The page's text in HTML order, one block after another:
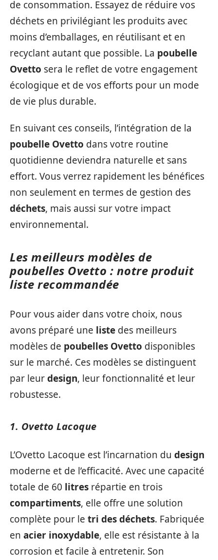
de consommation. Essayez de réduire vos
déchets en privilégiant les produits avec
moins d’emballages, en réutilisant et en
recyclant autant que possible. La poubelle
Ovetto sera le reflet de votre engagement
écologique et de vos efforts pour un mode
de vie plus durable.
En suivant ces conseils, l’intégration de la
poubelle Ovetto dans votre routine
quotidienne deviendra naturelle et sans
effort. Vous verrez rapidement les bénéfices
non seulement en termes de gestion des
déchets, mais aussi sur votre impact
environnemental.
Les meilleurs modèles de
poubelles Ovetto : notre produit
liste recommandée
Pour vous aider dans votre choix, nous
avons préparé une liste des meilleurs
modèles de poubelles Ovetto disponibles
sur le marché. Ces modèles se distinguent
par leurdesign, leur fonctionnalité et leur
robustesse.
1. Ovetto Lacoque
L’Ovetto Lacoque est l’incarnation du design
moderne et de l’efficacité. Avec une capacité
totale de 60 litres répartie en trois
compartiments, elle offre une solution
complète pour le tri des déchets. Fabriquée
en acier inoxydable, elle est résistante à la
corrosion et facile à entretenir. Son